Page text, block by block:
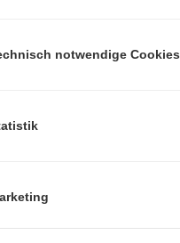
notwendige Cookies